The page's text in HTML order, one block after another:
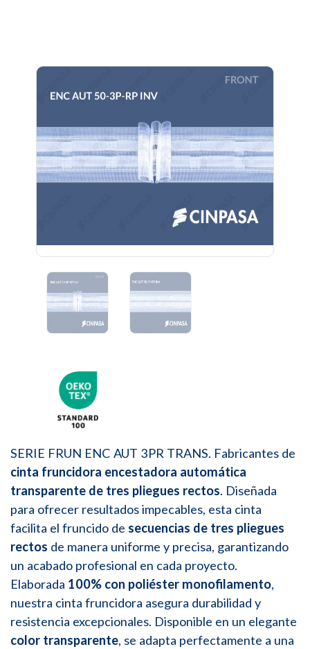
SERIE FRUN ENC AUT 3PR TRANS. Fabricantes de
cinta fruncidora encestadora automática
transparente de tres pliegues rectos. Diseñada
para ofrecer resultados impecables, esta cinta
facilita el fruncido de secuencias de tres pliegues
rectos de manera uniforme y precisa, garantizando
un acabado profesional en cada proyecto.
Elaborada 100% con poliéster monofilamento,
nuestra cinta fruncidora asegura durabilidad y
resistencia excepcionales. Disponible en un elegante
color transparente, se adapta perfectamente a una